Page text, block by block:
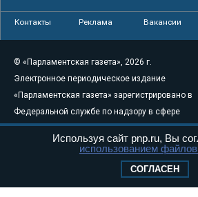
Контакты Реклама Вакансии
© «Парламентская газета», 2026 г.
Электронное периодическое издание
«Парламентская газета» зарегистрировано в
Федеральной службе по надзору в сфере
связи, информационных технологий и
массовых коммуникаций (Роскомнадзор) 05
Свидетельство о регистрации Эл № ФС77-
Используя сайт pnp.ru, Вы
использованием
СОГЛАСЕН